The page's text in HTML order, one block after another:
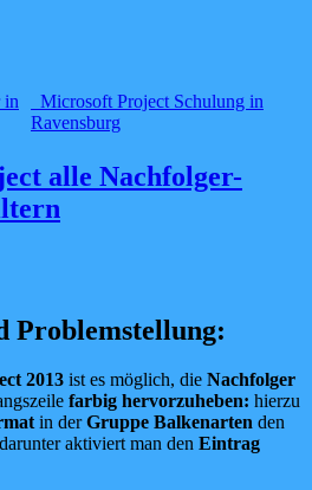
in
Microsoft Project Schulung in
Ravensburg
alle Nachfolger-
Problemstellung:
2013 ist es möglich, die Nachfolger
farbig hervorzuheben: hierzu
in derGruppe Balkenarten den
aktiviert man den Eintrag